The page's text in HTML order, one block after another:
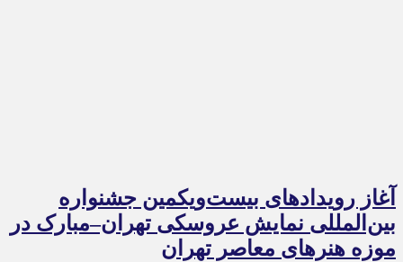
آغاز رویدادهای بیست‌ویکمین جشنواره
بین‌المللی نمایش عروسکی تهران–مبارک در
موزه هنرهای معاصر تهران